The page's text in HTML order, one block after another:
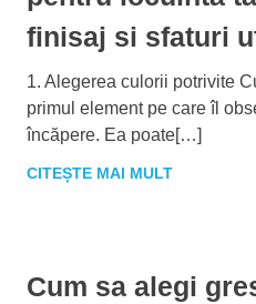
finisaj si sfaturi
1. Alegerea culorii potrivite
primul element pe care îl
încăpere. Ea poate[…]
CITEȘTE MAI MULT
Cum sa alegi